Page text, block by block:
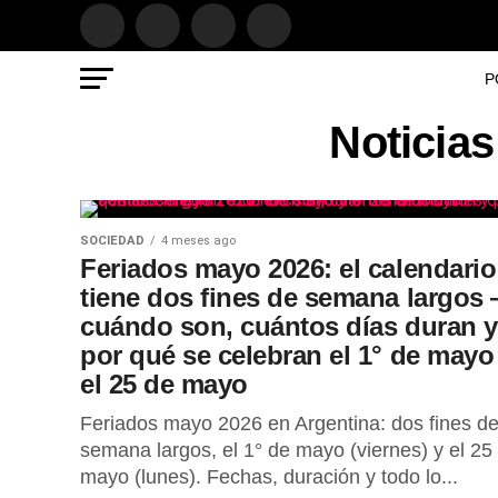
SOCIEDAD 4 meses ago
Feriados mayo 2026: el calendario
tiene dos fines de semana
cuándo son, cuántos días duran y
por qué se celebran el 1° de
el 25 de mayo
Feriados mayo 2026 en Argentina: dos fines de
semana largos, el 1° de mayo (viernes) y el 25
mayo (lunes). Fechas, duración y todo lo...